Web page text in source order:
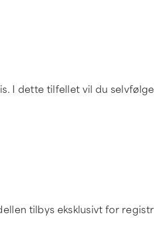
I dette tilfellet vil du
tilbys eksklusivt for